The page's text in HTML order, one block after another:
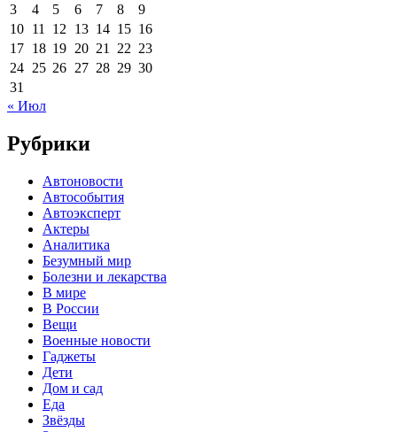
3
4 5 6 7 8
9
10 11 12 13 14 15 16
17 18 19 20 21 22 23
24 25 26 27 28 29 30
31
« Июл
Рубрики
Автоновости
Автособытия
Автоэксперт
Актеры
Аналитика
Безумный мир
Болезни и лекарства
В мире
В России
Вещи
Военные новости
Гаджеты
Дети
Дом и сад
Еда
Звёзды